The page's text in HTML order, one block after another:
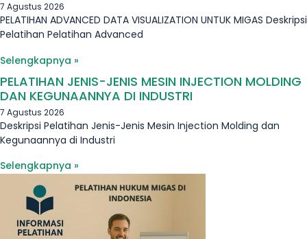
7 Agustus 2026
PELATIHAN ADVANCED DATA VISUALIZATION UNTUK MIGAS Deskripsi
Pelatihan Pelatihan Advanced
Selengkapnya »
PELATIHAN JENIS-JENIS MESIN INJECTION MOLDING
DAN KEGUNAANNYA DI INDUSTRI
7 Agustus 2026
Deskripsi Pelatihan Jenis-Jenis Mesin Injection Molding dan
Kegunaannya di Industri
Selengkapnya »